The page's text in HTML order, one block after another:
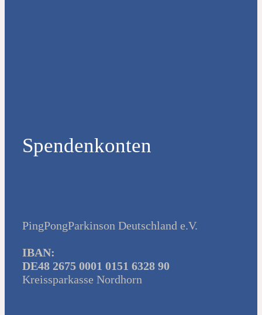
Spendenkonten
PingPongParkinson Deutschland e.V.
IBAN:
DE48 2675 0001 0151 6328 90
Kreissparkasse Nordhorn